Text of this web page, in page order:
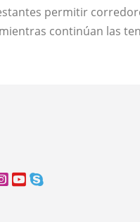
permitir
continúan las